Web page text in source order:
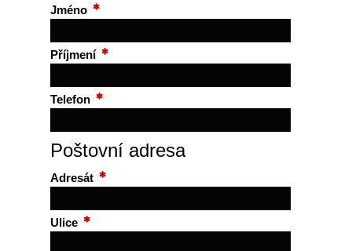
Jméno
Příjmení
Telefon
Poštovní adresa
Adresát
Ulice